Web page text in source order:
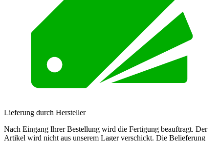
Lieferung durch Hersteller
Nach Eingang Ihrer Bestellung wird die Fertigung beauftragt. Der
Artikel wird nicht aus unserem Lager verschickt. Die Belieferung